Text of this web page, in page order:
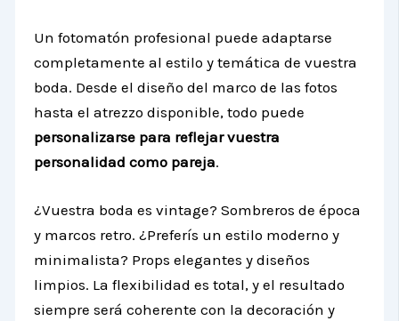
Un fotomatón profesional puede adaptarse
completamente al estilo y temática de vuestra
boda. Desde el diseño del marco de las fotos
hasta el atrezzo disponible, todo puede
personalizarse para reflejar vuestra
personalidad como pareja.
¿Vuestra boda es vintage? Sombreros de época
y marcos retro. ¿Preferís un estilo moderno y
minimalista? Props elegantes y diseños
limpios. La flexibilidad es total, y el resultado
siempre será coherente con la decoración y